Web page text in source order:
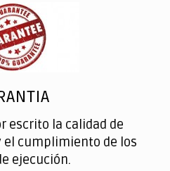
escrito la calidad de
el cumplimiento de los
ejecución.